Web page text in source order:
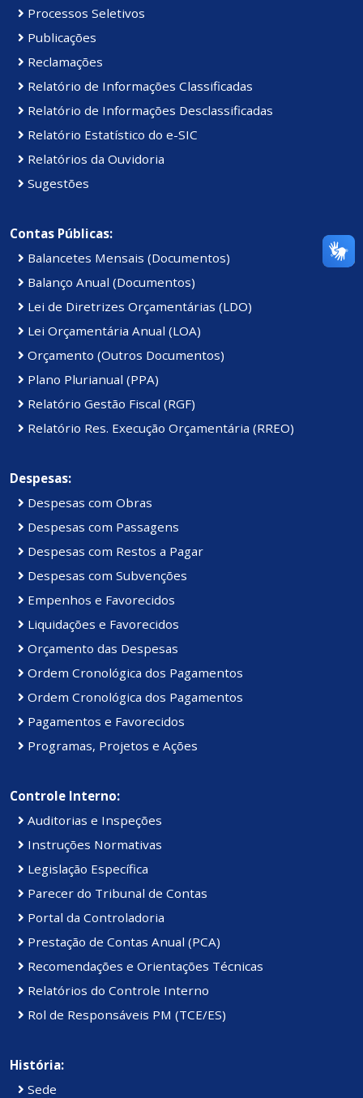
Processos Seletivos
Publicações
Reclamações
Relatório de Informações Classificadas
Relatório de Informações Desclassificadas
Relatório Estatístico do e-SIC
Relatórios da Ouvidoria
Sugestões
Contas Públicas:
Balancetes Mensais (Documentos)
Balanço Anual (Documentos)
Lei de Diretrizes Orçamentárias (LDO)
Lei Orçamentária Anual (LOA)
Orçamento (Outros Documentos)
Plano Plurianual (PPA)
Relatório Gestão Fiscal (RGF)
Relatório Res. Execução Orçamentária (RREO)
Despesas:
Despesas com Obras
Despesas com Passagens
Despesas com Restos a Pagar
Despesas com Subvenções
Empenhos e Favorecidos
Liquidações e Favorecidos
Orçamento das Despesas
Ordem Cronológica dos Pagamentos
Ordem Cronológica dos Pagamentos
Pagamentos e Favorecidos
Programas, Projetos e Ações
Controle Interno:
Auditorias e Inspeções
Instruções Normativas
Legislação Específica
Parecer do Tribunal de Contas
Portal da Controladoria
Prestação de Contas Anual (PCA)
Recomendações e Orientações Técnicas
Relatórios do Controle Interno
Rol de Responsáveis PM (TCE/ES)
História:
Sede